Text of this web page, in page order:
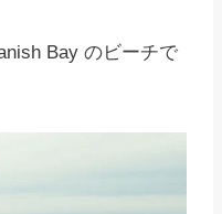
Bay のビーチで